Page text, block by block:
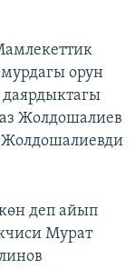
орун
Жолдошалиев
Жолдошалиевди
деп айып
Мурат